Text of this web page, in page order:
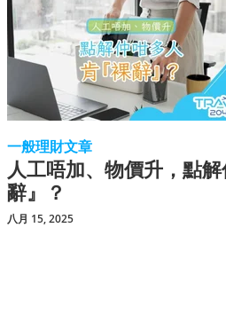
一般理財文章
人工唔加、物價升，點
辭』？
八月 15, 2025